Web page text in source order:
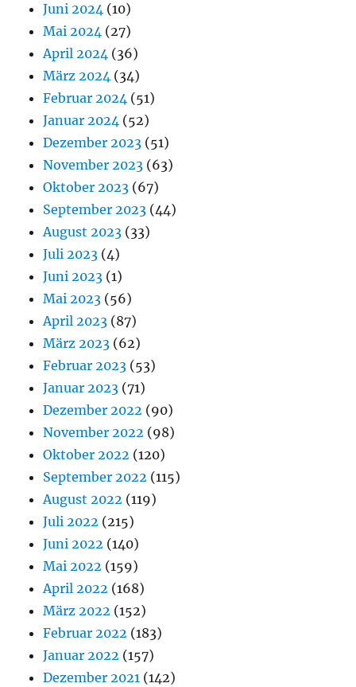
Juni 2024 (10)
Mai 2024 (27)
April 2024 (36)
März 2024 (34)
Februar 2024 (51)
Januar 2024 (52)
Dezember 2023 (51)
November 2023 (63)
Oktober 2023 (67)
September 2023 (44)
August 2023 (33)
Juli 2023 (4)
Juni 2023 (1)
Mai 2023 (56)
April 2023 (87)
März 2023 (62)
Februar 2023 (53)
Januar 2023 (71)
Dezember 2022 (90)
November 2022 (98)
Oktober 2022 (120)
September 2022 (115)
August 2022 (119)
Juli 2022 (215)
Juni 2022 (140)
Mai 2022 (159)
April 2022 (168)
März 2022 (152)
Februar 2022 (183)
Januar 2022 (157)
Dezember 2021 (142)